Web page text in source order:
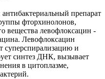
препарат
фторхинолонов,
вещества левофлоксацин -
Левофлоксацин
суперспирализацию и
синтез ДНК, вызывает
в цитоплазме,